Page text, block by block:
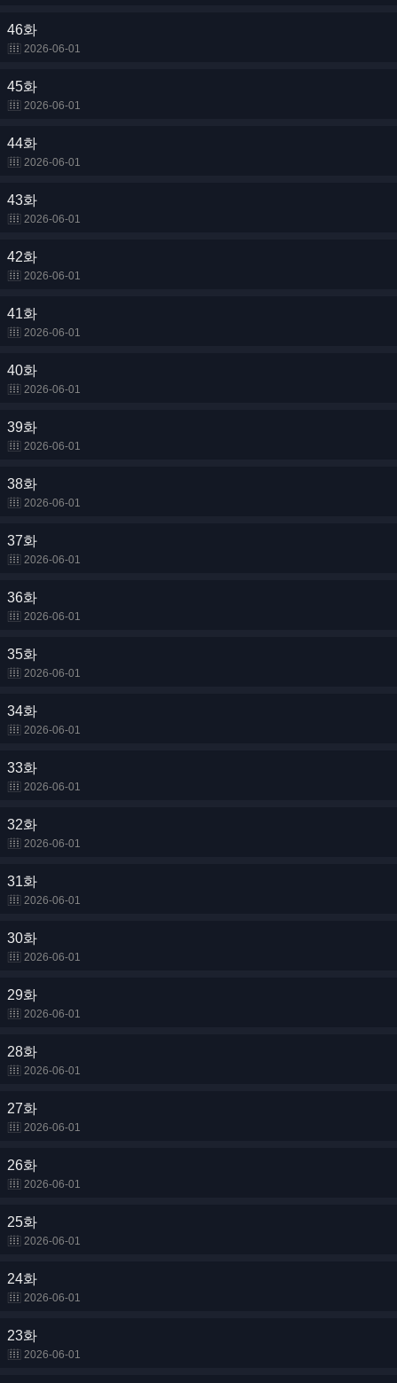
46화
2026-06-01
45화
2026-06-01
44화
2026-06-01
43화
2026-06-01
42화
2026-06-01
41화
2026-06-01
40화
2026-06-01
39화
2026-06-01
38화
2026-06-01
37화
2026-06-01
36화
2026-06-01
35화
2026-06-01
34화
2026-06-01
33화
2026-06-01
32화
2026-06-01
31화
2026-06-01
30화
2026-06-01
29화
2026-06-01
28화
2026-06-01
27화
2026-06-01
26화
2026-06-01
25화
2026-06-01
24화
2026-06-01
23화
2026-06-01